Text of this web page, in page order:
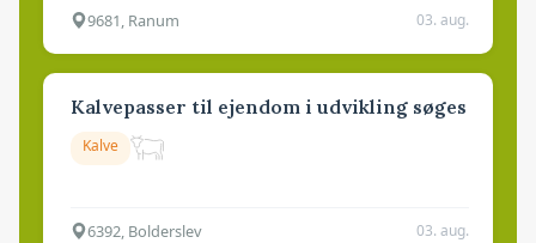
9681, Ranum 03. aug.
Kalvepasser til ejendom i udvikling søges
Kalve
6392, Bolderslev 03. aug.